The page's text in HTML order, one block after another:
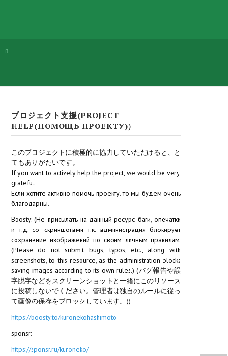
プロジェクト支援(PROJECT
HELP(ПОМОЩЬ ПРОЕКТУ))
このプロジェクトに積極的に協力していただけると、と
てもありがたいです。
If you want to actively help the project, we would be very
grateful.
Если хотите активно помочь проекту, то мы будем очень
благодарны.
Boosty: (Не присылать на данный ресурс баги, опечатки
и т.д. со скриншотами т.к. администрация блокирует
сохранение изображений по своим личным правилам.
(Please do not submit bugs, typos, etc., along with
screenshots, to this resource, as the administration blocks
saving images according to its own rules.) (バグ報告や誤
字脱字などをスクリーンショットと一緒にこのリソース
に投稿しないでください。管理者は独自のルールに従っ
て画像の保存をブロックしています。))
https://boosty.to/kuronekohashimoto
sponsr:
https://sponsr.ru/kuroneko/